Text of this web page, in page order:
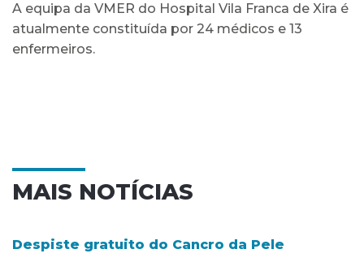
A equipa da VMER do Hospital Vila Franca de Xira é
atualmente constituída por 24 médicos e 13
enfermeiros.
MAIS NOTÍCIAS
Despiste gratuito do Cancro da Pele